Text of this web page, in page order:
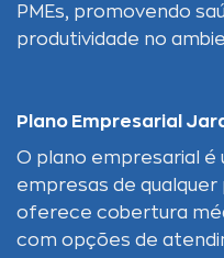
PMEs, promovendo
produtividade no
Plano Empresarial
O plano empresarial é
empresas de
oferece cobertura
com opções de